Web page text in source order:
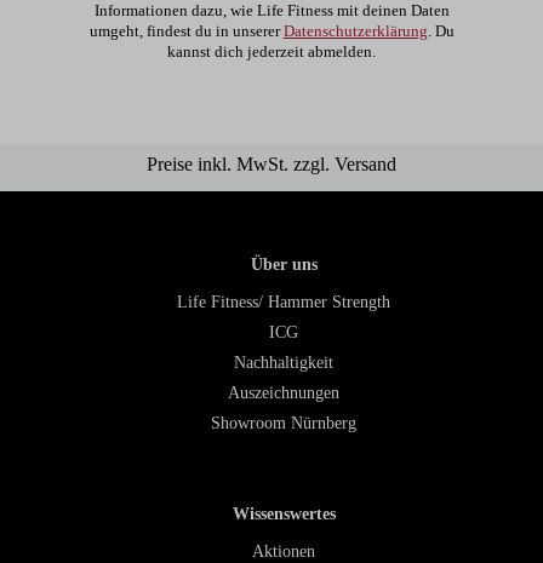
Informationen dazu, wie Life Fitness mit deinen Daten
umgeht, findest du in unsererDatenschutzerklärung. Du
kannst dich jederzeit abmelden.
Preise inkl. MwSt. zzgl. Versand
Über uns
Life Fitness/ Hammer Strength
ICG
Nachhaltigkeit
Auszeichnungen
Showroom Nürnberg
Wissenswertes
Aktionen